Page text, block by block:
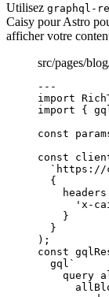
Utilisez graphql-
Caisy pour Astro
afficher votre
src/pages/
---
import
import {
const
const
` https://
{
' x-
}
}
);
const
gql `
query